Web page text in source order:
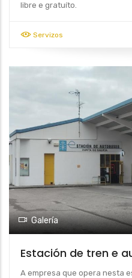
libre e gratuíto.
Servizos
Galería
Estación de tren e
A empresa que opera nesta